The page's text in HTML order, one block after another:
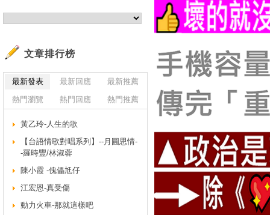
文章排行榜
最新發表 最新回應
最新推薦
熱門瀏覽
熱門回應 熱門推薦
黃乙玲-人生的歌
【台語情歌對唱系列】--月圓思情-
-羅時豐/林淑蓉
陳小霞 -傀儡尪仔
江宏恩-真受傷
動力火車-那就這樣吧